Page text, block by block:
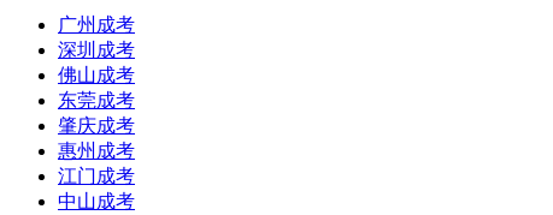
广州成考
深圳成考
佛山成考
东莞成考
肇庆成考
惠州成考
江门成考
中山成考